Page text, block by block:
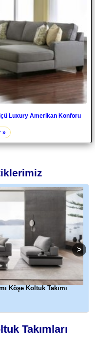
Luxury Amerikan Konforu
»
Köşe Koltuk Takımı
Takımları